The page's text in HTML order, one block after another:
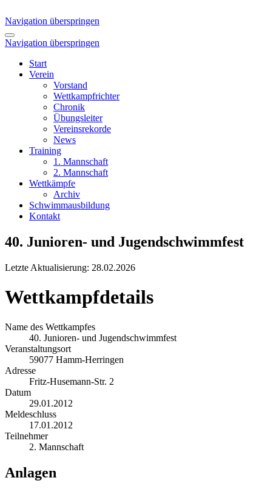
Navigation überspringen
Navigation überspringen
Start
Verein
Vorstand
Wettkampfrichter
Chronik
Übungsleiter
Vereinsrekorde
News
Training
1. Mannschaft
2. Mannschaft
Wettkämpfe
Archiv
Schwimmausbildung
Kontakt
40. Junioren- und Jugendschwimmfest
Letzte Aktualisierung: 28.02.2026
Wettkampfdetails
Name des Wettkampfes
40. Junioren- und Jugendschwimmfest
Veranstaltungsort
59077 Hamm-Herringen
Adresse
Fritz-Husemann-Str. 2
Datum
29.01.2012
Meldeschluss
17.01.2012
Teilnehmer
2. Mannschaft
Anlagen